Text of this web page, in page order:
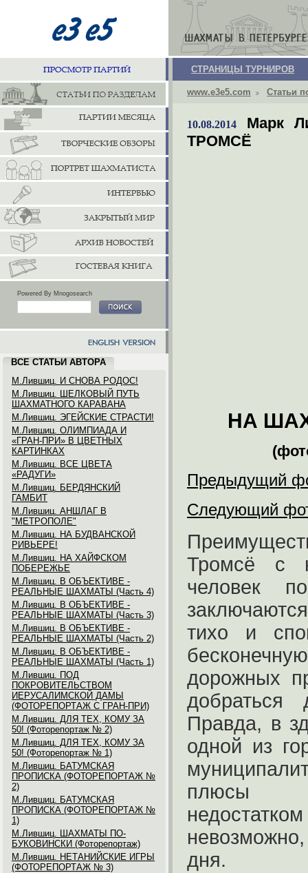
Powered By Mnogosearch
ВСЕ СТАТЬИ АВТОРА
М.Лившиц. И СНОВА РОДОС!
М.Лившиц. ШЕЛКОВЫЙ ПУТЬ
ШАХМАТНОГО КАРАВАНА
М.Лившиц. ЭГЕЙСКИЕ СТРАСТИ!
М.Лившиц. ОЛИМПИАДА И
«ГРАН-ПРИ» В ЦВЕТНЫХ
КАРТИНКАХ
М.Лившиц. ВСЕ ЦВЕТА
«РАДУГИ»
М.Лившиц. БЕРДЯНСКИЙ
ГАМБИТ
М.Лившиц. АНШЛАГ В
"МЕТРОПОЛЕ"
М.Лившиц. НА БУДВАНСКОЙ
РИВЬЕРЕ!
М.Лившиц. НА ХАЙФСКОМ
ПОБЕРЕЖЬЕ
М.Лившиц. В ОБЪЕКТИВЕ -
РЕАЛЬНЫЕ ШАХМАТЫ (Часть 4)
М.Лившиц. В ОБЪЕКТИВЕ -
РЕАЛЬНЫЕ ШАХМАТЫ (Часть 3)
М.Лившиц. В ОБЪЕКТИВЕ -
РЕАЛЬНЫЕ ШАХМАТЫ (Часть 2)
М.Лившиц. В ОБЪЕКТИВЕ -
РЕАЛЬНЫЕ ШАХМАТЫ (Часть 1)
М.Лившиц. ПОД
ПОКРОВИТЕЛЬСТВОМ
ИЕРУСАЛИМСКОЙ ДАМЫ
(ФОТОРЕПОРТАЖ С ГРАН-ПРИ)
М.Лившиц. ДЛЯ ТЕХ, КОМУ ЗА
50! (Фоторепортаж № 2)
М.Лившиц. ДЛЯ ТЕХ, КОМУ ЗА
50! (Фоторепортаж № 1)
М.Лившиц. БАТУМСКАЯ
ПРОПИСКА (ФОТОРЕПОРТАЖ №
2)
М.Лившиц. БАТУМСКАЯ
ПРОПИСКА (ФОТОРЕПОРТАЖ №
1)
М.Лившиц. ШАХМАТЫ ПО-
БУКОВИНСКИ (Фоторепортаж)
М.Лившиц. НЕТАНИЙСКИЕ ИГРЫ
(ФОТОРЕПОРТАЖ № 3)
СТРАНИЦЫ ТУРНИРОВ
www.e3e5.com Статьи
10.08.2014
Марк
ТРОМСЁ
НА
Предыдущий
Следующий
Тромсё с
человек
тихо и
дорожных
Правда, в
одной из
плюсы
невозможно,
дня.